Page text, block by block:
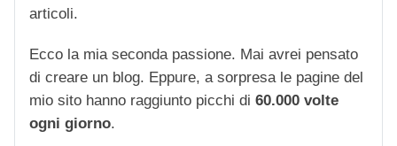
articoli.
Ecco la mia seconda passione. Mai avrei pensato
di creare un blog. Eppure, a sorpresa le pagine del
mio sito hanno raggiunto picchi di 60.000 volte
ogni giorno.